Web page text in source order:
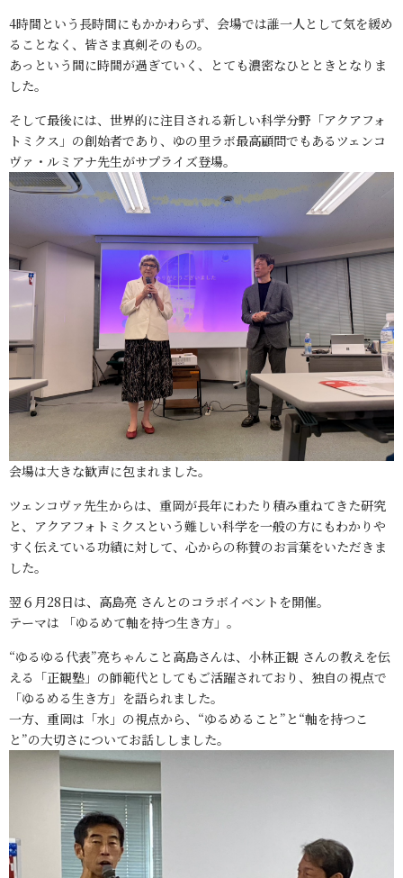
4時間という長時間にもかかわらず、会場では誰一人として気を緩め
ることなく、皆さま真剣そのもの。
あっという間に時間が過ぎていく、とても濃密なひとときとなりま
した。
そして最後には、世界的に注目される新しい科学分野「アクアフォ
トミクス」の創始者であり、ゆの里ラボ最高顧問でもあるツェンコ
ヴァ・ルミアナ先生がサプライズ登場。
会場は大きな歓声に包まれました。
ツェンコヴァ先生からは、重岡が長年にわたり積み重ねてきた研究
と、アクアフォトミクスという難しい科学を一般の方にもわかりや
すく伝えている功績に対して、心からの称賛のお言葉をいただきま
した。
翌６月28日は、高島亮 さんとのコラボイベントを開催。
テーマは 「ゆるめて軸を持つ生き方」。
“ゆるゆる代表”亮ちゃんこと高島さんは、小林正観 さんの教えを伝
える「正観塾」の師範代としてもご活躍されており、独自の視点で
「ゆるめる生き方」を語られました。
一方、重岡は「水」の視点から、“ゆるめること”と“軸を持つこ
と”の大切さについてお話ししました。